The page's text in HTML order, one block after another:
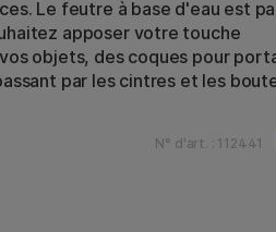
Le feutre à base d'eau est
apposer votre touche
objets, des coques pour
par les cintres et les
N° d'art. : 112441